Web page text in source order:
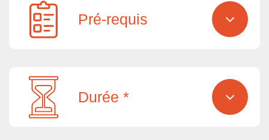
Pré-requis
Durée *